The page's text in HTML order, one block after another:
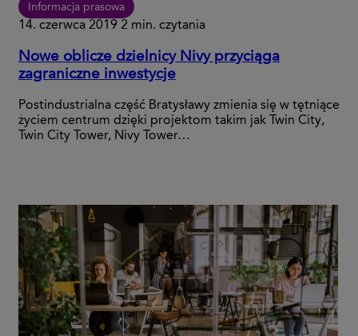
Informacja prasowa
14. czerwca 2019 2 min. czytania
Nowe oblicze dzielnicy Nivy przyciąga
zagraniczne inwestycje
Postindustrialna część Bratysławy zmienia się w tętniące
życiem centrum dzięki projektom takim jak Twin City,
Twin City Tower, Nivy Tower…